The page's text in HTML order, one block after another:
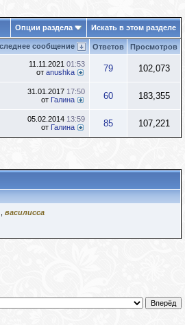
Опции раздела Искать в этом разделе
сообщение Ответов Просмотров
11.11.2021 01:53
от anushka 79 102,073
31.01.2017 17:50
от Галина 60 183,355
05.02.2014 13:59
от Галина 85 107,221
василисса